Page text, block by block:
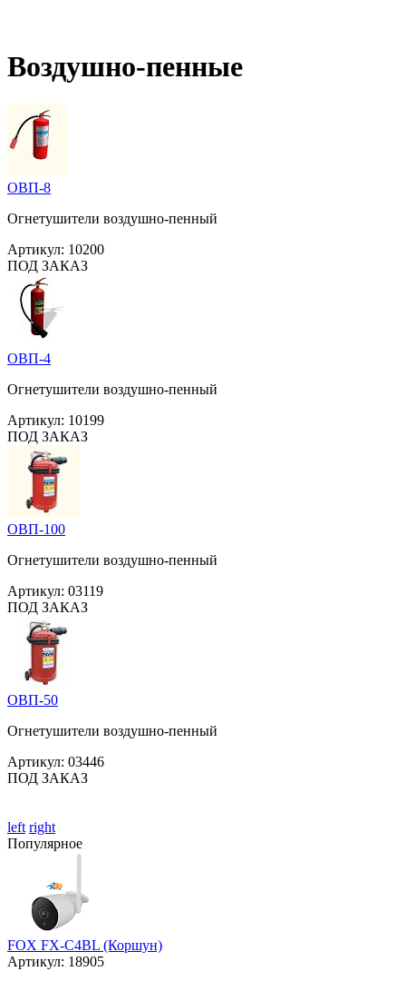
Воздушно-пенные
ОВП-8
Огнетушители воздушно-пенный
Артикул: 10200
ПОД ЗАКАЗ
ОВП-4
Огнетушители воздушно-пенный
Артикул: 10199
ПОД ЗАКАЗ
ОВП-100
Огнетушители воздушно-пенный
Артикул: 03119
ПОД ЗАКАЗ
ОВП-50
Огнетушители воздушно-пенный
Артикул: 03446
ПОД ЗАКАЗ
left right
Популярное
FOX FX-C4BL (Коршун)
Артикул: 18905